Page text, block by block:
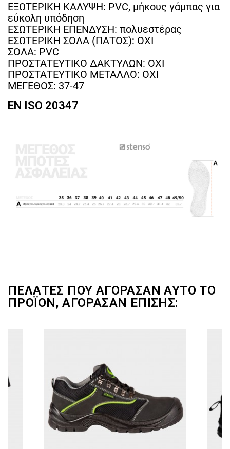
ΕΞΩΤΕΡΙΚΗ ΚΑΛΥΨΗ: PVC, μήκους γάμπας για
εύκολη υπόδηση
ΕΣΩΤΕΡΙΚΗ ΕΠΕΝΔΥΣΗ: πολυεστέρας
ΕΣΩΤΕΡΙΚΗ ΣΟΛΑ (ΠΑΤΟΣ): ΟΧΙ
ΣΟΛΑ: PVC
ΠΡΟΣΤΑΤΕΥΤΙΚΟ ΔΑΚΤΥΛΩΝ: ΟΧΙ
ΠΡΟΣΤΑΤΕΥΤΙΚΟ ΜΕΤΑΛΛΟ: ΟΧΙ
ΜΕΓΕΘΟΣ: 37-47
EN ISO 20347
ΠΕΛΆΤΕΣ ΠΟΥ ΑΓΌΡΑΣΑΝ ΑΥΤΌ ΤΟ
ΠΡΟΪΌΝ, ΑΓΌΡΑΣΑΝ ΕΠΊΣΗΣ: